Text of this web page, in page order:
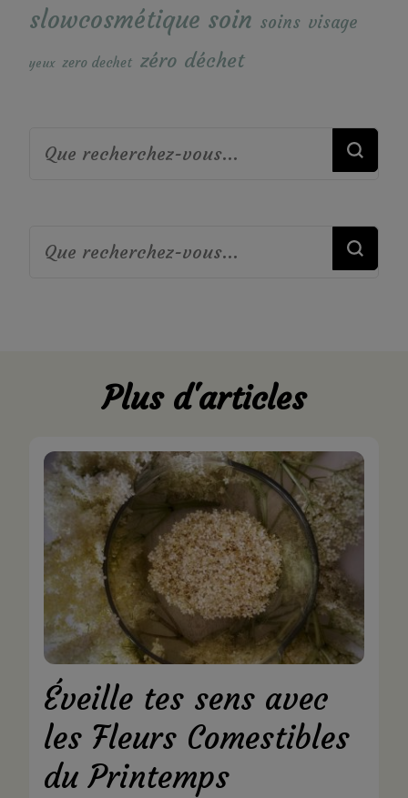
slowcosmétique soin soins visage
yeux zero dechet zéro déchet
Vous
chose ?
Vous
Plus d'articles
Éveille tes sens avec
les Fleurs Comestibles
du Printemps